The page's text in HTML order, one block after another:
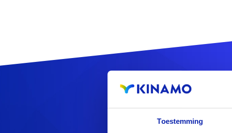
Toestemming